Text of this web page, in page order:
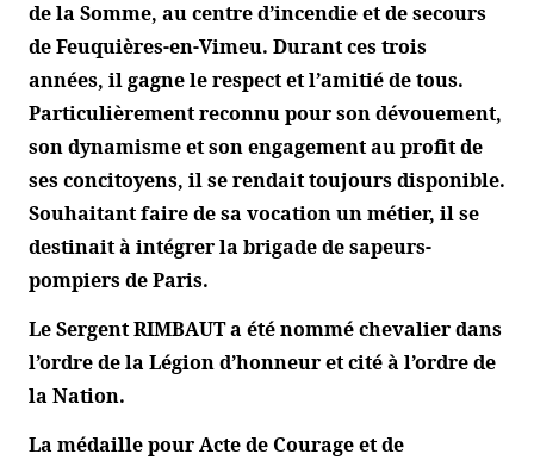
de la Somme, au centre d’incendie et de secours
de Feuquières-en-Vimeu. Durant ces trois
années, il gagne le respect et l’amitié de tous.
Particulièrement reconnu pour son dévouement,
son dynamisme et son engagement au profit de
ses concitoyens, il se rendait toujours disponible.
Souhaitant faire de sa vocation un métier, il se
destinait à intégrer la brigade de sapeurs-
pompiers de Paris.
Le Sergent RIMBAUT a été nommé chevalier dans
l’ordre de la Légion d’honneur et cité à l’ordre de
la Nation.
La médaille pour Acte de Courage et de